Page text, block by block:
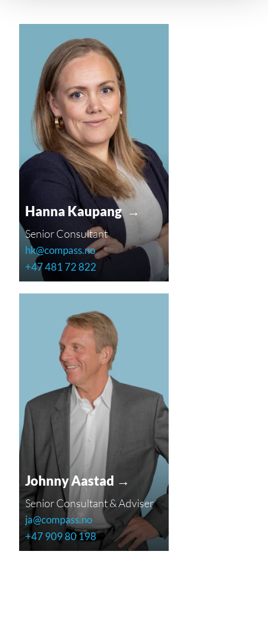
Hanna Kaupang →
Senior Consultant
hk@compass.no
+47 481 72 822
Johnny Aastad →
Senior Consultant & Adviser
ja@compass.no
+47 909 80 198